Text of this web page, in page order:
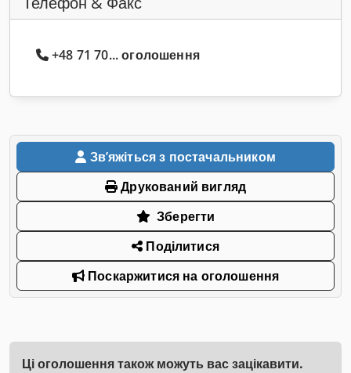
+48 71 70... оголошення
Звʼяжіться з постачальником
Друкований вигляд
Зберегти
Поділитися
Поскаржитися на оголошення
Ці оголошення також можуть вас зацікавити.